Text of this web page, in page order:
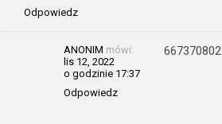
Odpowiedz
ANONIM mówi:
lis 12, 2022
o godzinie 17:37
Odpowiedz
667370802